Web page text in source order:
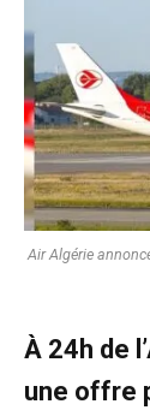
Air Algérie
À 24h de
une offre